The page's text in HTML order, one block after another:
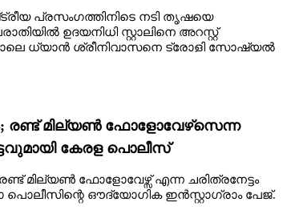
പ്രസംഗത്തിനിടെ നടി തൃഷയെ
ഉദയനിധി സ്റ്റാലിനെ അറസ്റ്റ്
ധ്യാൻ ശ്രീനിവാസനെ ട്രോളി സോഷ്യൽ
രണ്ട് മില്യണ്‍ ഫോളോവേഴ്‌സെന്ന
കേരള പൊലീസ്
മില്യണ്‍ ഫോളോവേഴ്സ് എന്ന ചരിത്രനേട്ടം
പൊലീസിന്റെ ഔദ്യോഗിക ഇന്‍സ്റ്റാഗ്രാം പേജ്.